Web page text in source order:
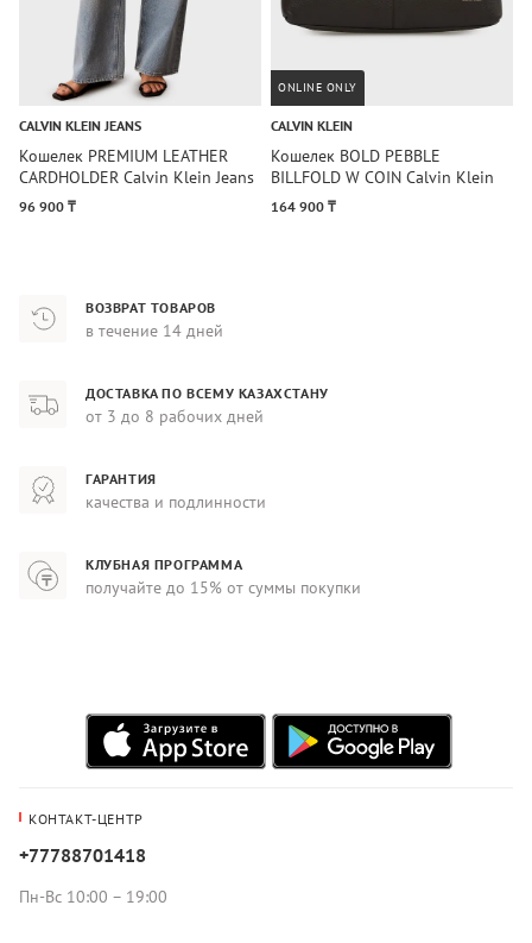
CALVIN KLEIN JEANS
Кошелек PREMIUM LEATHER
CARDHOLDER Calvin Klein Jeans
96 900 ₸
ONLINE ONLY
CALVIN KLEIN
Кошелек BOLD PEBBLE
BILLFOLD W COIN Calvin Klein
164 900 ₸
ВОЗВРАТ ТОВАРОВ
в течение 14 дней
ДОСТАВКА ПО ВСЕМУ КАЗАХСТАНУ
от 3 до 8 рабочих дней
ГАРАНТИЯ
качества и подлинности
КЛУБНАЯ ПРОГРАММА
получайте до 15% от суммы покупки
КОНТАКТ-ЦЕНТР
+77788701418
Пн-Вс 10:00 – 19:00